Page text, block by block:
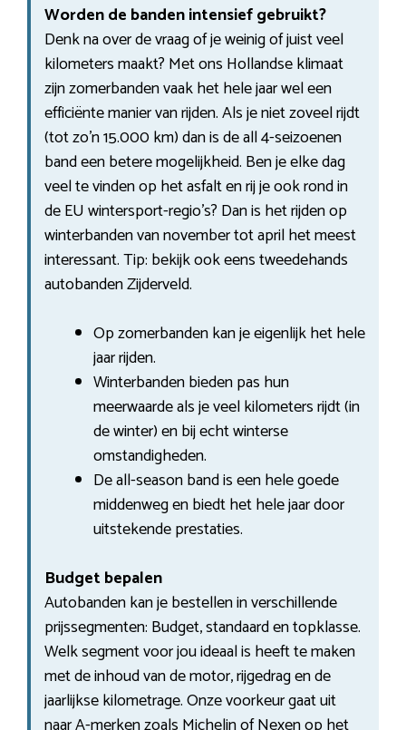
Worden de banden intensief gebruikt?
Denk na over de vraag of je weinig of juist veel
kilometers maakt? Met ons Hollandse klimaat
zijn zomerbanden vaak het hele jaar wel een
efficiënte manier van rijden. Als je niet zoveel rijdt
(tot zo’n 15.000 km) dan is de all 4-seizoenen
band een betere mogelijkheid. Ben je elke dag
veel te vinden op het asfalt en rij je ook rond in
de EU wintersport-regio’s? Dan is het rijden op
winterbanden van november tot april het meest
interessant. Tip: bekijk ook eens tweedehands
autobanden Zijderveld.
Op zomerbanden kan je eigenlijk het hele
jaar rijden.
Winterbanden bieden pas hun
meerwaarde als je veel kilometers rijdt (in
de winter) en bij echt winterse
omstandigheden.
De all-season band is een hele goede
middenweg en biedt het hele jaar door
uitstekende prestaties.
Budget bepalen
Autobanden kan je bestellen in verschillende
prijssegmenten: Budget, standaard en topklasse.
Welk segment voor jou ideaal is heeft te maken
met de inhoud van de motor, rijgedrag en de
jaarlijkse kilometrage. Onze voorkeur gaat uit